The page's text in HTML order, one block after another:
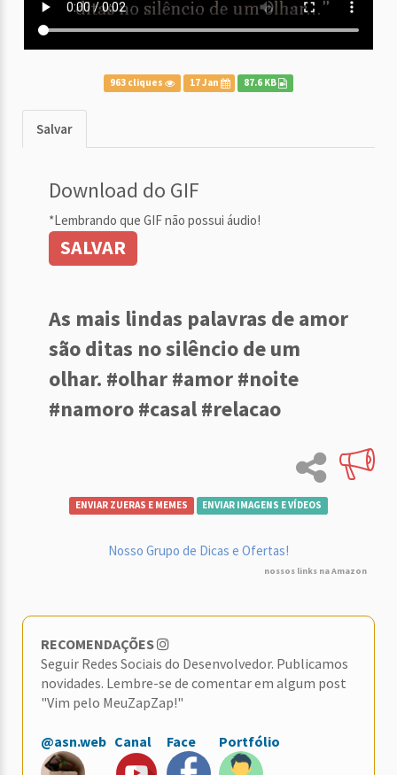
963 cliques 17 Jan 87.6 KB
Salvar
Download do GIF
*Lembrando que GIF não possui áudio!
SALVAR
As mais lindas palavras de amor
são ditas no silêncio de um
olhar. #olhar #amor #noite
#namoro #casal #relacao
ENVIAR ZUERAS E MEMES ENVIAR IMAGENS E VÍDEOS
Nosso Grupo de Dicas e Ofertas!
nossos links na Amazon
RECOMENDAÇÕES
Seguir Redes Sociais do Desenvolvedor. Publicamos
novidades. Lembre-se de comentar em algum post
"Vim pelo MeuZapZap!"
@asn.web Canal Face Portfólio